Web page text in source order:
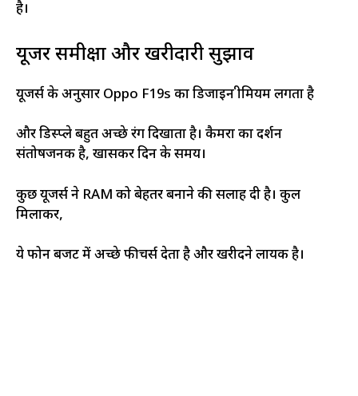
है।
यूजर समीक्षा और खरीदारी सुझाव
यूजर्स के अनुसार Oppo F19s का डिजाइन प्रीमियम लगता है
और डिस्प्ले बहुत अच्छे रंग दिखाता है। कैमरा का प्रदर्शन
संतोषजनक है, खासकर दिन के समय।
कुछ यूजर्स ने RAM को बेहतर बनाने की सलाह दी है। कुल
मिलाकर,
ये फोन बजट में अच्छे फीचर्स देता है और खरीदने लायक है।